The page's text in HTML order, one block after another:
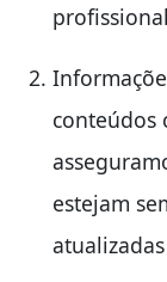
conteúdos
estejam